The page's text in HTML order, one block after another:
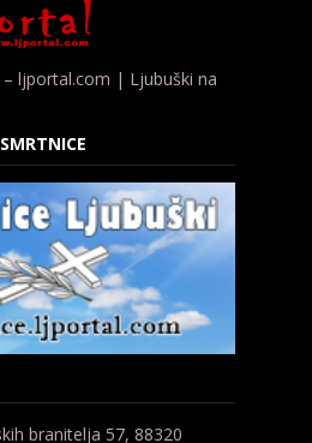
ljportal.com | Ljubuški na
branitelja 57, 88320